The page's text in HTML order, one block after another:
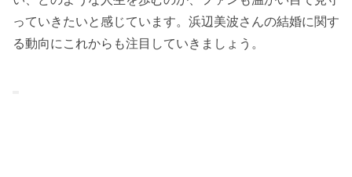
っていきたいと感じています。浜辺美波さんの結婚に関す
る動向にこれからも注目していきましょう。